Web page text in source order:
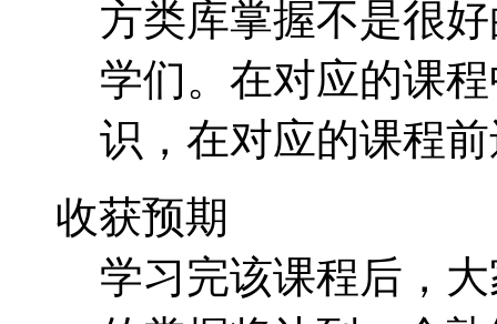
方类库掌握不是很
学们。在对应的课
识，在对应的课程
收获预期
学习完该课程后，